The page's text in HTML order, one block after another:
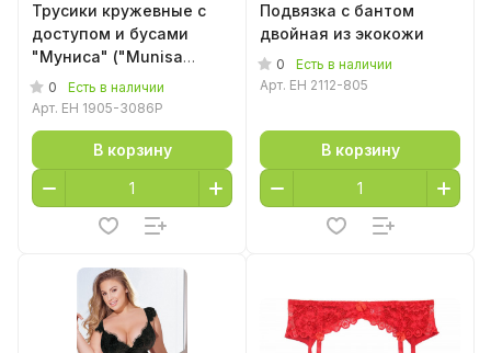
Трусики кружевные с
доступом и бусами
"Муниса" ("Munisa
Panties Pink") розовые
0
Есть в наличии
Арт. EH 1905-3086P
В корзину
Подвязка с бантом
двойная из экокожи
0
Есть в наличии
Арт. EH 2112-805
В корзину